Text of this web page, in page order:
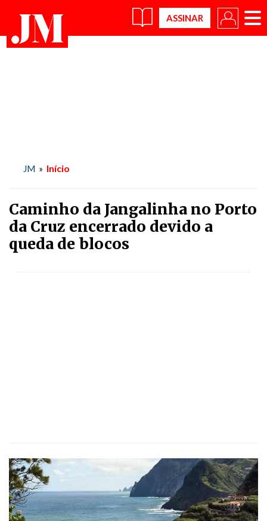
×
JM » Início
Caminho da Jangalinha no Porto
da Cruz encerrado devido a
queda de blocos